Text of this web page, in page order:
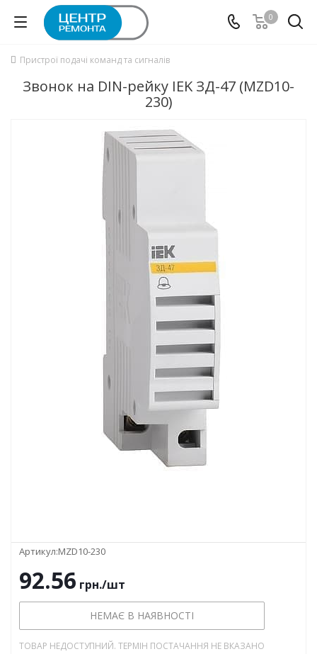
0
Пристрої подачі команд та сигналів
Звонок на DIN-рейку IEK ЗД-47 (MZD10-
230)
Артикул:MZD10-230
92.56 грн./шт
НЕМАЄ В НАЯВНОСТІ
ТОВАР НЕДОСТУПНИЙ. ТЕРМІН ПОСТАЧАННЯ НЕ ВКАЗАНО